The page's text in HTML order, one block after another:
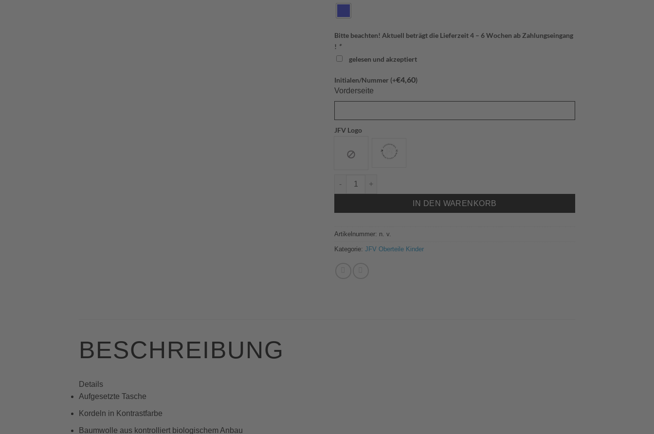
Bitte beachten! Aktuell beträgt die Lieferzeit 4 – 6 Wochen ab Zahlungseingang
! *
gelesen und akzeptiert
Initialen/Nummer (+€4,60)
Vorderseite
JFV Logo
6765 JAKO Kapuzensweat Base JFV Kinder Menge
IN DEN WARENKORB
Artikelnummer: n. v.
Kategorie: JFV Oberteile Kinder
BESCHREIBUNG
Details
Aufgesetzte Tasche
Kordeln in Kontrastfarbe
Baumwolle aus kontrolliert biologischem Anbau